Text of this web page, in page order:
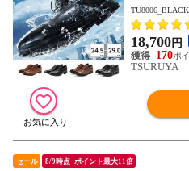
ジネスシュ
U8004
ュクス
幅 3E 4E
18,700円
170
TSURUYA
セール 8/9時点_ポイント最大11倍